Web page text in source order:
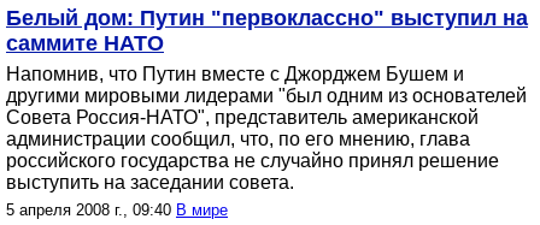
Белый дом: Путин "первоклассно" выступил на
саммите НАТО
Напомнив, что Путин вместе с Джорджем Бушем и
другими мировыми лидерами "был одним из основателей
Совета Россия-НАТО", представитель американской
администрации сообщил, что, по его мнению, глава
российского государства не случайно принял решение
выступить на заседании совета.
5 апреля 2008 г., 09:40 В мире